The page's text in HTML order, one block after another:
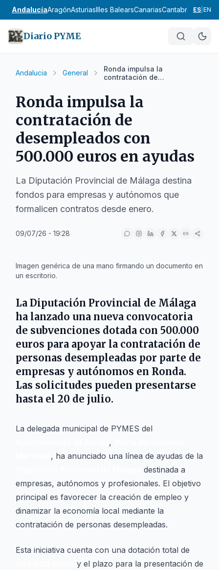
AndalucíaAragónAsturiasIlles BalearsCanariasCantabria Castilla
ES EN
Diario PYME
Andalucia General
Ronda impulsa la
contratación de
euros en ayudas
Ronda impulsa la
contratación de
desempleados con
500.000 euros en ayudas
La Diputación Provincial de Málaga destina
fondos para empresas y autónomos que
formalicen contratos desde enero.
09/07/26 - 19:28
Imagen genérica de una mano firmando un documento en
un escritorio.
La Diputación Provincial de Málaga
ha lanzado una nueva convocatoria
de subvenciones dotada con 500.000
euros para apoyar la contratación de
personas desempleadas por parte de
empresas y autónomos en Ronda.
Las solicitudes pueden presentarse
hasta el 20 de julio.
La delegada municipal de PYMES del
,
, ha anunciado una línea de ayudas de la
destinada a
empresas, autónomos y profesionales. El objetivo
principal es favorecer la creación de empleo y
dinamizar la economía local mediante la
contratación de personas desempleadas.
Esta iniciativa cuenta con una dotación total de
y el plazo para la presentación de